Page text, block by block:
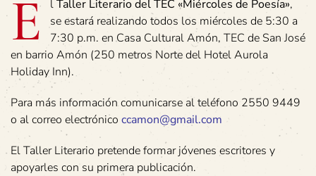
E lTaller Literario del TEC «Miércoles de Poesía»,
se estará realizando todos los miércoles de 5:30 a
7:30 p.m. en Casa Cultural Amón, TEC de San José
en barrio Amón (250 metros Norte del Hotel Aurola
Holiday Inn).
Para más información comunicarse al teléfono 2550 9449
o al correo electrónico ccamon@gmail.com
El Taller Literario pretende formar jóvenes escritores y
apoyarles con su primera publicación.